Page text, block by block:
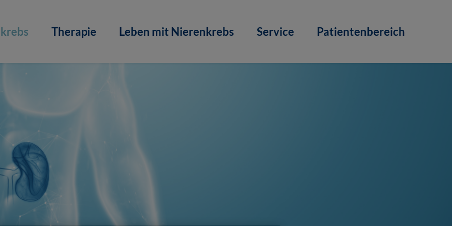
Therapie Leben mit Nierenkrebs Service Patientenbereich